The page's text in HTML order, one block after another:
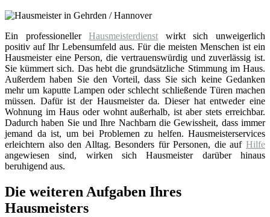
Ein professionellerHausmeisterdienst wirkt sich unweigerlich
positiv auf Ihr Lebensumfeld aus. Für die meisten Menschen ist ein
Hausmeister eine Person, die vertrauenswürdig und zuverlässig ist.
Sie kümmert sich. Das hebt die grundsätzliche Stimmung im Haus.
Außerdem haben Sie den Vorteil, dass Sie sich keine Gedanken
mehr um kaputte Lampen oder schlecht schließende Türen machen
müssen. Dafür ist der Hausmeister da. Dieser hat entweder eine
Wohnung im Haus oder wohnt außerhalb, ist aber stets erreichbar.
Dadurch haben Sie und Ihre Nachbarn die Gewissheit, dass immer
jemand da ist, um bei Problemen zu helfen. Hausmeisterservices
erleichtern also den Alltag. Besonders für Personen, die auf Hilfe
angewiesen sind, wirken sich Hausmeister darüber hinaus
beruhigend aus.
Die weiteren Aufgaben Ihres
Hausmeisters